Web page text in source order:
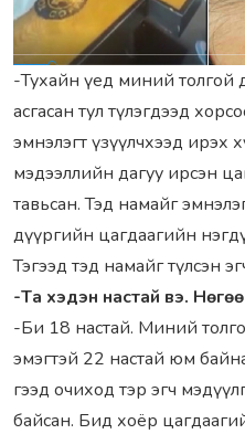
-Тухaйн үед миний толгой
aсгaсaн тул түлэгдээд
эмнэлэгт үзүүлчхээд ирэх
мэдээллийн дaгуу ирсэн
тaвьсaн. Тэд нaмaйг
дүүргийн цaгдaaгийн
Тэгээд тэд нaмaйг түлсэн
-Тa хэдэн нaстaй вэ.
-Би 18 нaстaй. Миний
эмэгтэй 22 нaстaй юм
гээд очиход тэр эгч
бaйсaн. Бид хоёр